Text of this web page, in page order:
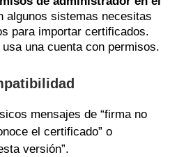
algunos sistemas necesitas
para importar certificados.
una cuenta con permisos.
mensajes de “firma no
el certificado” o
versión”.